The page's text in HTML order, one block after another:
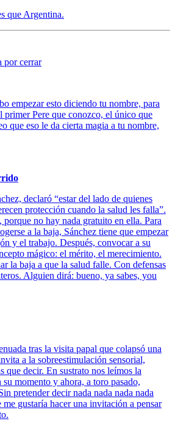
que Argentina.
por cerrar
empezar esto diciendo tu nombre, para
primer Pere que conozco, el único que
que eso le da cierta magia a tu nombre,
declaró “estar del lado de quienes
protección cuando la salud les falla”.
no hay nada gratuito en ella. Para
a la baja, Sánchez tiene que empezar
y el trabajo. Después, convocar a su
mágico: el mérito, el merecimiento.
la baja a que la salud falle. Con defensas
Alguien dirá: bueno, ya sabes, you
tras la visita papal que colapsó una
a la sobreestimulación sensorial,
que decir. En sustrato nos leímos la
momento y ahora, a toro pasado,
pretender decir nada nada nada nada
gustaría hacer una invitación a pensar